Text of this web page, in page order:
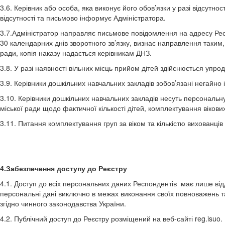
3.6. Керівник або особа, яка виконує його обов’язки у разі
відсутності та письмово інформує Адміністратора.
3.7.Адміністратор направляє письмове повідомлення на адресу
30 календарних днів зворотного зв’язку, визнає направлення
ради, копія наказу надається керівникам ДНЗ.
3.8. У разі наявності вільних місць прийом дітей здійснюється
3.9. Керівники дошкільних навчальних закладів зобов’язані
3.10. Керівники дошкільних навчальних закладів несуть персональну
міської ради щодо фактичної кількості дітей, комплектування
3.11. Питання комплектування груп за віком та кількістю
4.Забезпечення доступу до Реєстру
4.1. Доступ до всіх персональних даних Респондентів має лише
персональні дані виключно в межах виконання своїх повноважень
згідно чинного законодавства України.
4.2. Публічний доступ до Реєстру розміщений на веб-сайті reg.isuo.